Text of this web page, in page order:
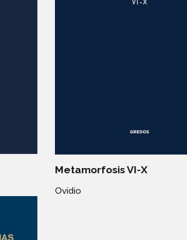
Metamorfosis VI-X
Ovidio